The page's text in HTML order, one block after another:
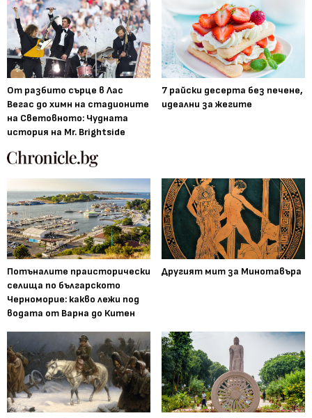
От разбито сърце в Лас
Вегас до химн на стадионите
на Световното: Чудната
история на Mr. Brightside
7 райски десерта без печене,
идеални за жегите
Потъналите праисторически
селища по българското
Черноморие: какво лежи под
водата от Варна до Китен
Другият мит за Минотавъра